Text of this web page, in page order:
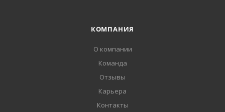
КОМПАНИЯ
О компании
Команда
Отзывы
Карьера
Контакты